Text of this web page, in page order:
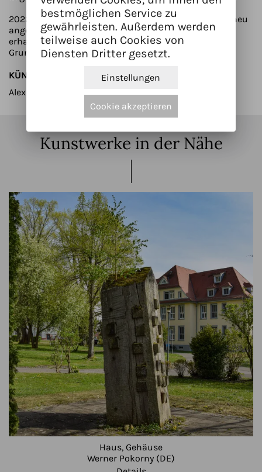
2022 wurde dafür der äußere Bereich des Denkmals neu
angeordnet, so dass diese ‚Zeitpfeile‘ bewusst als
erhabene Elemente - als ‚Stolpersteine‘ - über der
Grundfläche erfahrbar werden. (gs)
KÜNSTLER/INNEN
Alexander Gebauer
Kunstwerke in der Nähe
Haus, Gehäuse
Werner Pokorny (DE)
bestmöglichen Service zu
gewährleisten. Außerdem werden
teilweise auch Cookies von
Diensten Dritter gesetzt.
Einstellungen
Cookie akzeptieren